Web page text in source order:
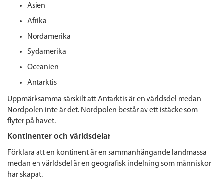
Asien
Afrika
Nordamerika
Sydamerika
Oceanien
Antarktis
Uppmärksamma särskilt att Antarktis är en världsdel medan
Nordpolen inte är det. Nordpolen består av ett istäcke som
flyter på havet.
Kontinenter och världsdelar
Förklara att en kontinent är en sammanhängande landmassa
medan en världsdel är en geografisk indelning som människor
har skapat.